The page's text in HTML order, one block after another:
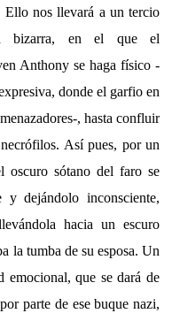
Ello nos llevará a un tercio
bizarra, en el que el
Anthony se haga físico -
donde el garfio en
, hasta confluir
Así pues, por un
oscuro sótano del faro se
dejándolo inconsciente,
hacia un escuro
la tumba de su esposa. Un
emocional, que se dará de
parte de ese buque nazi,